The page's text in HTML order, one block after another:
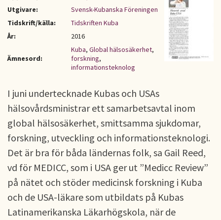
KONTAKT
Utgivare:
Svensk-Kubanska Föreningen
Tidskrift/källa:
Tidskriften Kuba
År:
2016
Ämnesord:
Kuba, Global hälsosäkerhet,
forskning,
informationsteknolog
I juni undertecknade Kubas och USAs
hälsovårdsministrar ett samarbetsavtal inom
global hälsosäkerhet, smittsamma sjukdomar,
forskning, utveckling och informationsteknologi.
Det är bra för båda ländernas folk, sa Gail Reed,
vd för MEDICC, som i USA ger ut ”Medicc Review”
på nätet och stöder medicinsk forskning i Kuba
och de USA-läkare som utbildats på Kubas
Latinamerikanska Läkarhögskola, när de